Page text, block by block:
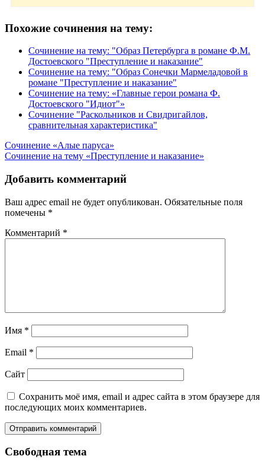
Похожие сочинения на тему:
Сочинение на тему: "Образ Петербурга в романе Ф.М.
Достоевского "Преступление и наказание"
Сочинение на тему: "Образ Сонечки Мармеладовой в
романе "Преступление и наказание"
Сочинение на тему: «Главные герои романа Ф.
Достоевского "Идиот"»
Сочинение "Раскольников и Свидригайлов,
сравнительная характеристика"
Навигация
по
записям
Сочинение «Алые паруса»
Сочинение на тему «Преступление и наказание»
Добавить комментарий
Ваш адрес email не будет опубликован. Обязательные поля
помечены *
Комментарий *
Имя *
Email *
Сайт
Сохранить моё имя, email и адрес сайта в этом браузере для
последующих моих комментариев.
Свободная тема